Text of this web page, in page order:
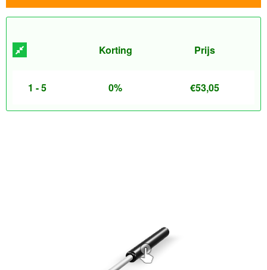
Korting Prijs
1 - 5 0% €53,05